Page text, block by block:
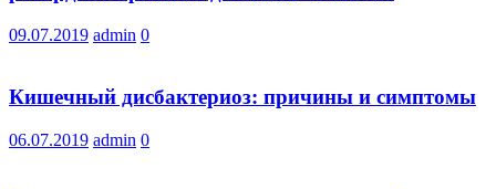
09.07.2019 admin 0
Кишечный дисбактериоз: причины и симптомы
06.07.2019 admin 0